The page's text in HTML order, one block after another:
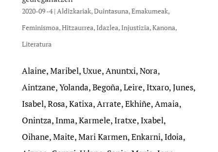
2020-09 -4| Aldizkariak,Duintasuna,Emakumeak,
Feminismoa,Hitzaurrea,Idazlea,Injustizia,Kanona,
Literatura
Alaine, Maribel, Uxue, Anuntxi, Nora,
Aintzane, Yolanda, Begoña, Leire, Itxaro, Junes,
Isabel, Rosa, Katixa, Arrate, Ekhiñe, Amaia,
Onintza, Inma, Karmele, Iratxe, Ixabel,
Oihane, Maite, Mari Karmen, Enkarni, Idoia,